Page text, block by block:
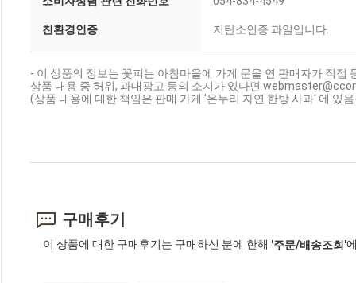
친환경인증 저탄소인증 과일입니다.
- 이 상품의 정보는 꽃피는 아침마을에 가게 문을 연 판매자가 직접
상품 내용 중 허위, 과대광고 등의 소지가 있다면
(상품 내용에 대한 책임은 판매 가게 '온누리 자연 한방 사과' 에 있
구매후기
이 상품에 대한 구매후기는 구매하신 분에 한해 '주문/배송조회'